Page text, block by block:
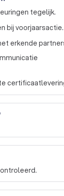
tegelijk.
bij voorjaarsactie.
erkende